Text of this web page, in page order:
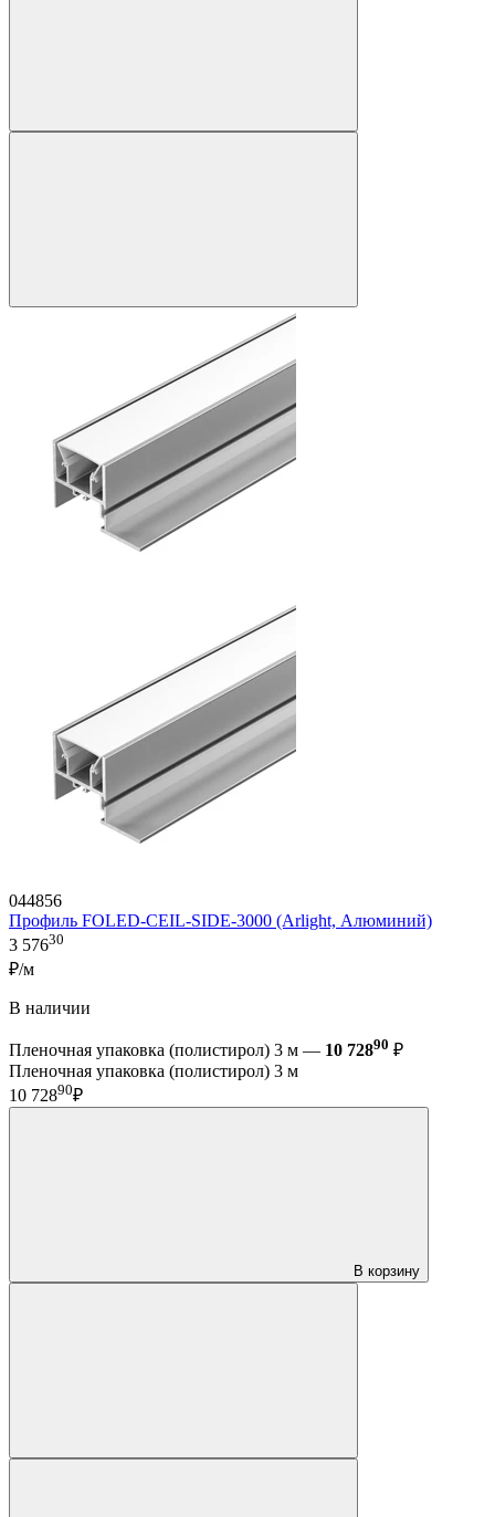
044856
Профиль FOLED-CEIL-SIDE-3000 (Arlight, Алюминий)
3 57630
₽/м
В наличии
Пленочная упаковка (полистирол) 3 м — 10 72890 ₽
Пленочная упаковка (полистирол) 3 м
10 72890₽
В корзину